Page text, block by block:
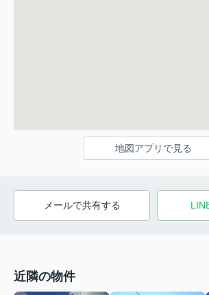
地図アプリで見る
メールで共有する
近隣の物件